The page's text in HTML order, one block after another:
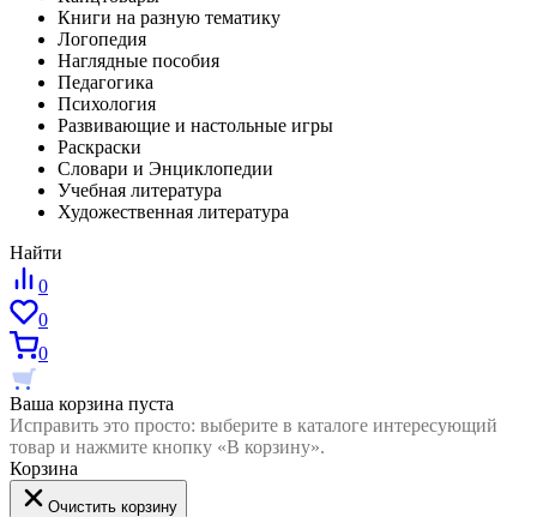
Книги на разную тематику
Логопедия
Наглядные пособия
Педагогика
Психология
Развивающие и настольные игры
Раскраски
Словари и Энциклопедии
Учебная литература
Художественная литература
Найти
0
0
0
Ваша корзина пуста
Исправить это просто: выберите в каталоге интересующий
товар и нажмите кнопку «В корзину».
Корзина
Очистить корзину